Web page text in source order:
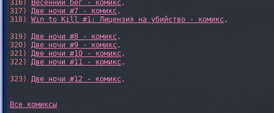
316) Весенний бег - комикс,
317) Две ночи #7 - комикс,
318) Win to Kill #1: Лицензия на убийство - комикс,
319) Две ночи #8 - комикс,
320) Две ночи #9 - комикс,
321) Две ночи #10 - комикс,
322) Две ночи #11 - комикс,
323) Две ночи #12 - комикс,
Все комиксы